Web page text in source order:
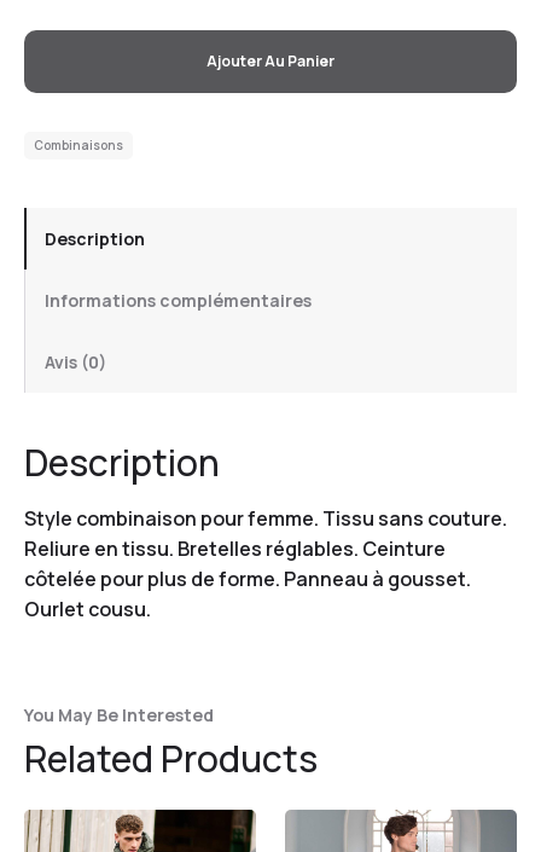
Ajouter Au Panier
Combinaisons
Description
Informations complémentaires
Avis (0)
Description
Style combinaison pour femme. Tissu sans couture.
Reliure en tissu. Bretelles réglables. Ceinture
côtelée pour plus de forme. Panneau à gousset.
Ourlet cousu.
You May Be Interested
Related Products